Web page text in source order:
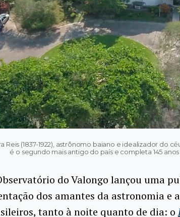
Reis (1837-1922), astrônomo baiano e idealizador do
é o segundo mais antigo do país e completa 145
do Valongo lançou uma
dos amantes da astronomia e
tanto à noite quanto de dia: o